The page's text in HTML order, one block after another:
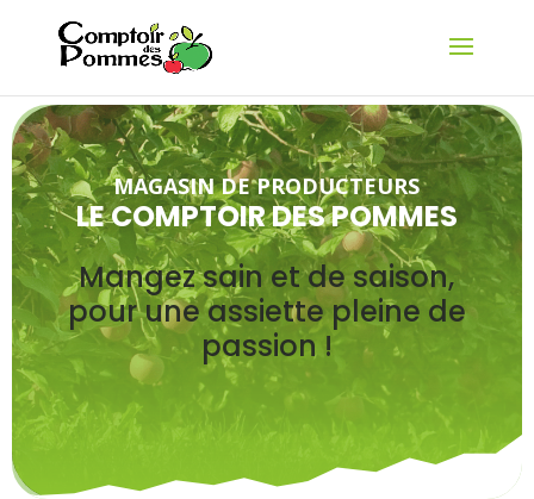
MAGASIN DE PRODUCTEURS
LE COMPTOIR DES POMMES
Mangez sain et de saison,
pour une assiette pleine de
passion !